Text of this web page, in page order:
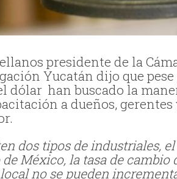
presidente de la
Yucatán dijo que
dólar han buscado la
a dueños,
dos tipos de industriales,
México, la tasa de
no se pueden